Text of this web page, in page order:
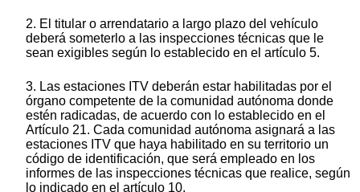
2. El titular o arrendatario a largo plazo del vehículo
deberá someterlo a las inspecciones técnicas que le
sean exigibles según lo establecido en el artículo 5.
3. Las estaciones ITV deberán estar habilitadas por el
órgano competente de la comunidad autónoma donde
estén radicadas, de acuerdo con lo establecido en el
Artículo 21. Cada comunidad autónoma asignará a las
estaciones ITV que haya habilitado en su territorio un
código de identificación, que será empleado en los
informes de las inspecciones técnicas que realice, según
lo indicado en el artículo 10.